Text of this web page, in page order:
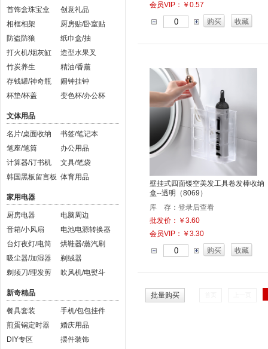
首饰盒珠宝盒
创意礼品
相框相架
厨房贴/卧室贴
防盗防狼
纸巾盒/抽
打火机/烟灰缸
造型水果叉
竹炭养生
精油/香薰
存钱罐/神奇瓶
闹钟挂钟
杯垫/杯盖
变色杯/办公杯
文体用品
名片/桌面收纳
书签/笔记本
笔座/笔筒
办公用品
计算器/订书机
文具/笔袋
韩国黑板留言板 体育用品
家用电器
厨房电器
电脑周边
音箱/小风扇
电池电源转换器
台灯夜灯/电筒
烘鞋器/蒸汽刷
吸尘器/加湿器
剃绒器
剃须刀/理发剪
吹风机/电熨斗
新奇精品
餐具套装
手机/包包挂件
煎蛋锅定时器
婚庆用品
DIY专区
摆件装饰
会员VIP：￥0.57
购买
收藏
壁挂式四面镂空美发工具卷发棒收纳
盒--透明（8069）
库 存：登录后查看
批发价：￥3.60
会员VIP：￥3.30
购买
收藏
批量购买